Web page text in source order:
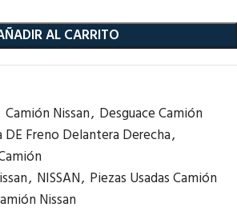
AL CARRITO
Camión Nissan, Desguace Camión
DE Freno Delantera Derecha,
, NISSAN, Piezas Usadas Camión
Nissan